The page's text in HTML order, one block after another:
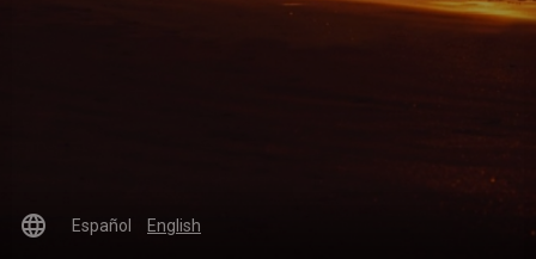
language Español English